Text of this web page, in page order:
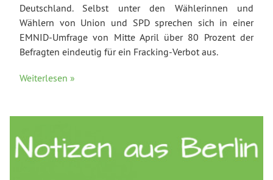
Deutschland. Selbst unter den Wählerinnen und
Wählern von Union und SPD sprechen sich in einer
EMNID-Umfrage von Mitte April über 80 Prozent der
Befragten eindeutig für ein Fracking-Verbot aus.
Weiterlesen »